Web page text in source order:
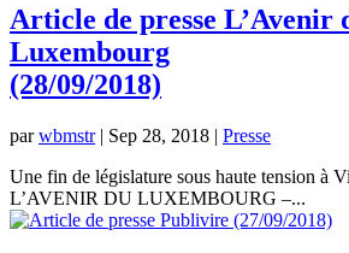
Article de presse L’Avenir
Luxembourg
(28/09/2018)
parwbmstr| Sep 28, 2018 | Presse
Une fin de législature sous haute tension à
L’AVENIR DU LUXEMBOURG –...